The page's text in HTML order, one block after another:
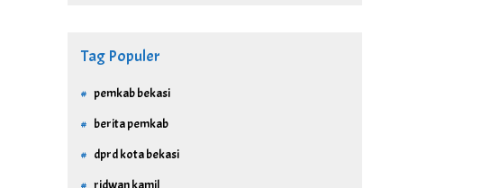
Tag Populer
pemkab bekasi
berita pemkab
dprd kota bekasi
ridwan kamil